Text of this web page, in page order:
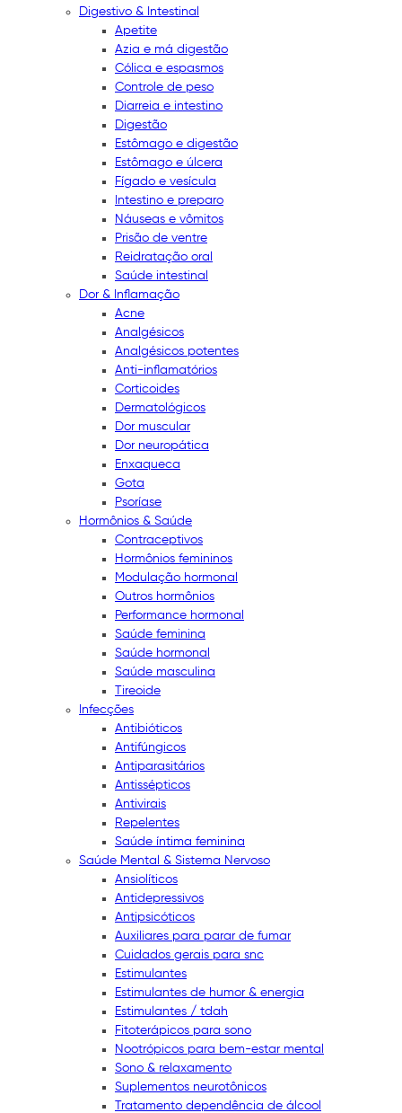
Digestivo & Intestinal
Apetite
Azia e má digestão
Cólica e espasmos
Controle de peso
Diarreia e intestino
Digestão
Estômago e digestão
Estômago e úlcera
Fígado e vesícula
Intestino e preparo
Náuseas e vômitos
Prisão de ventre
Reidratação oral
Saúde intestinal
Dor & Inflamação
Acne
Analgésicos
Analgésicos potentes
Anti-inflamatórios
Corticoides
Dermatológicos
Dor muscular
Dor neuropática
Enxaqueca
Gota
Psoríase
Hormônios & Saúde
Contraceptivos
Hormônios femininos
Modulação hormonal
Outros hormônios
Performance hormonal
Saúde feminina
Saúde hormonal
Saúde masculina
Tireoide
Infecções
Antibióticos
Antifúngicos
Antiparasitários
Antissépticos
Antivirais
Repelentes
Saúde íntima feminina
Saúde Mental & Sistema Nervoso
Ansiolíticos
Antidepressivos
Antipsicóticos
Auxiliares para parar de fumar
Cuidados gerais para snc
Estimulantes
Estimulantes de humor & energia
Estimulantes / tdah
Fitoterápicos para sono
Nootrópicos para bem-estar mental
Sono & relaxamento
Suplementos neurotônicos
Tratamento dependência de álcool